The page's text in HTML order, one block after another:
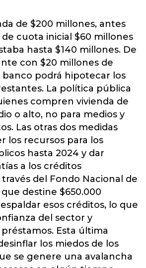
de $200 millones, antes
cuota inicial $60 millones
hasta $140 millones. De
con $20 millones de
banco podrá hipotecar los
La política pública
compren vivienda de
o alto, no para medios y
Las otras dos medidas
los recursos para los
hasta 2024 y dar
a los créditos
del Fondo Nacional de
destine $650.000
esos créditos, lo que
del sector y
Esta última
los miedos de los
se genere una avalancha